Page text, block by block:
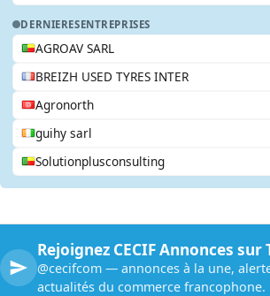
DERNIERESENTREPRISES
AGROAV SARL
BREIZH USED TYRES INTER
Agronorth
guihy sarl
Solutionplusconsulting
Rejoignez CECIF Annonces sur
@cecifcom — annonces à la une,
actualités du commerce francophone.